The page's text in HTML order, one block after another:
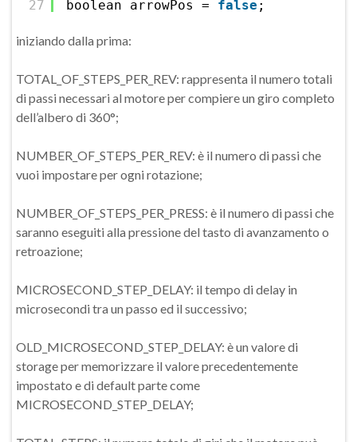
27
boolean arrowPos = false ;
iniziando dalla prima:
TOTAL_OF_STEPS_PER_REV: rappresenta il numero totali
di passi necessari al motore per compiere un giro completo
dell’albero di 360°;
NUMBER_OF_STEPS_PER_REV: è il numero di passi che
vuoi impostare per ogni rotazione;
NUMBER_OF_STEPS_PER_PRESS: è il numero di passi che
saranno eseguiti alla pressione del tasto di avanzamento o
retroazione;
MICROSECOND_STEP_DELAY: il tempo di delay in
microsecondi tra un passo ed il successivo;
OLD_MICROSECOND_STEP_DELAY: è un valore di
storage per memorizzare il valore precedentemente
impostato e di default parte come
MICROSECOND_STEP_DELAY;